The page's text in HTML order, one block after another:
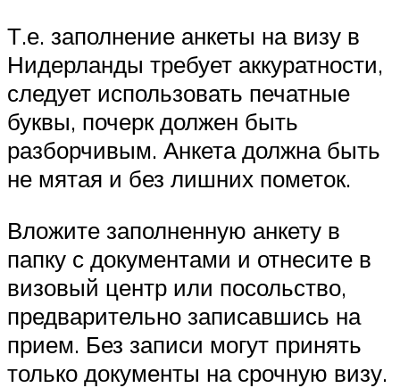
Т.е. заполнение анкеты на визу в
Нидерланды требует аккуратности,
следует использовать печатные
буквы, почерк должен быть
разборчивым. Анкета должна быть
не мятая и без лишних пометок.
Вложите заполненную анкету в
папку с документами и отнесите в
визовый центр или посольство,
предварительно записавшись на
прием. Без записи могут принять
только документы на срочную визу.